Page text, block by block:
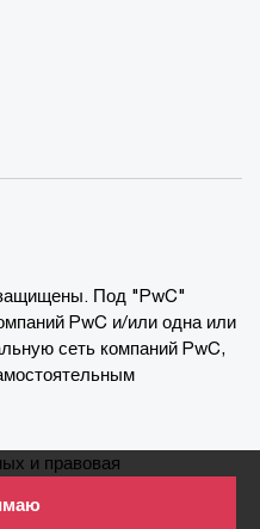
Под "PwC"
PwC и/или одна или
сеть компаний PwC,
и правовая